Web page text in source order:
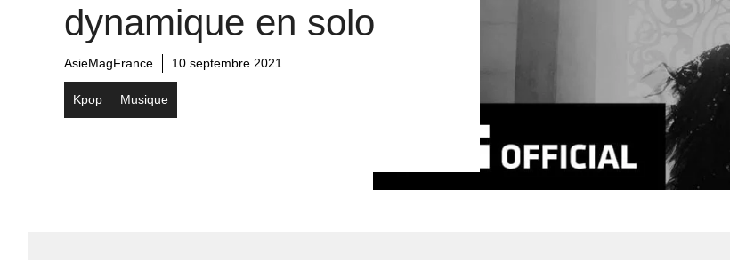
dynamique en solo
AsieMagFrance 10 septembre 2021
Kpop Musique